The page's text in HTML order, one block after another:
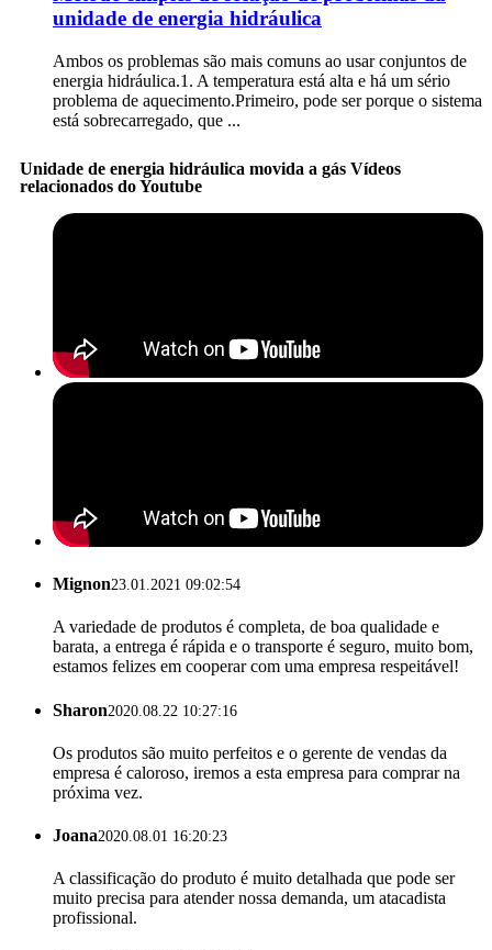
unidade de energia hidráulica
Ambos os problemas são mais comuns ao usar conjuntos de
energia hidráulica.1. A temperatura está alta e há um sério
problema de aquecimento.Primeiro, pode ser porque o sistema
está sobrecarregado, que ...
Unidade de energia hidráulica movida a gás Vídeos
relacionados do Youtube
Mignon23.01.2021 09:02:54
A variedade de produtos é completa, de boa qualidade e
barata, a entrega é rápida e o transporte é seguro, muito bom,
estamos felizes em cooperar com uma empresa respeitável!
Sharon2020.08.22 10:27:16
Os produtos são muito perfeitos e o gerente de vendas da
empresa é caloroso, iremos a esta empresa para comprar na
próxima vez.
Joana2020.08.01 16:20:23
A classificação do produto é muito detalhada que pode ser
muito precisa para atender nossa demanda, um atacadista
profissional.